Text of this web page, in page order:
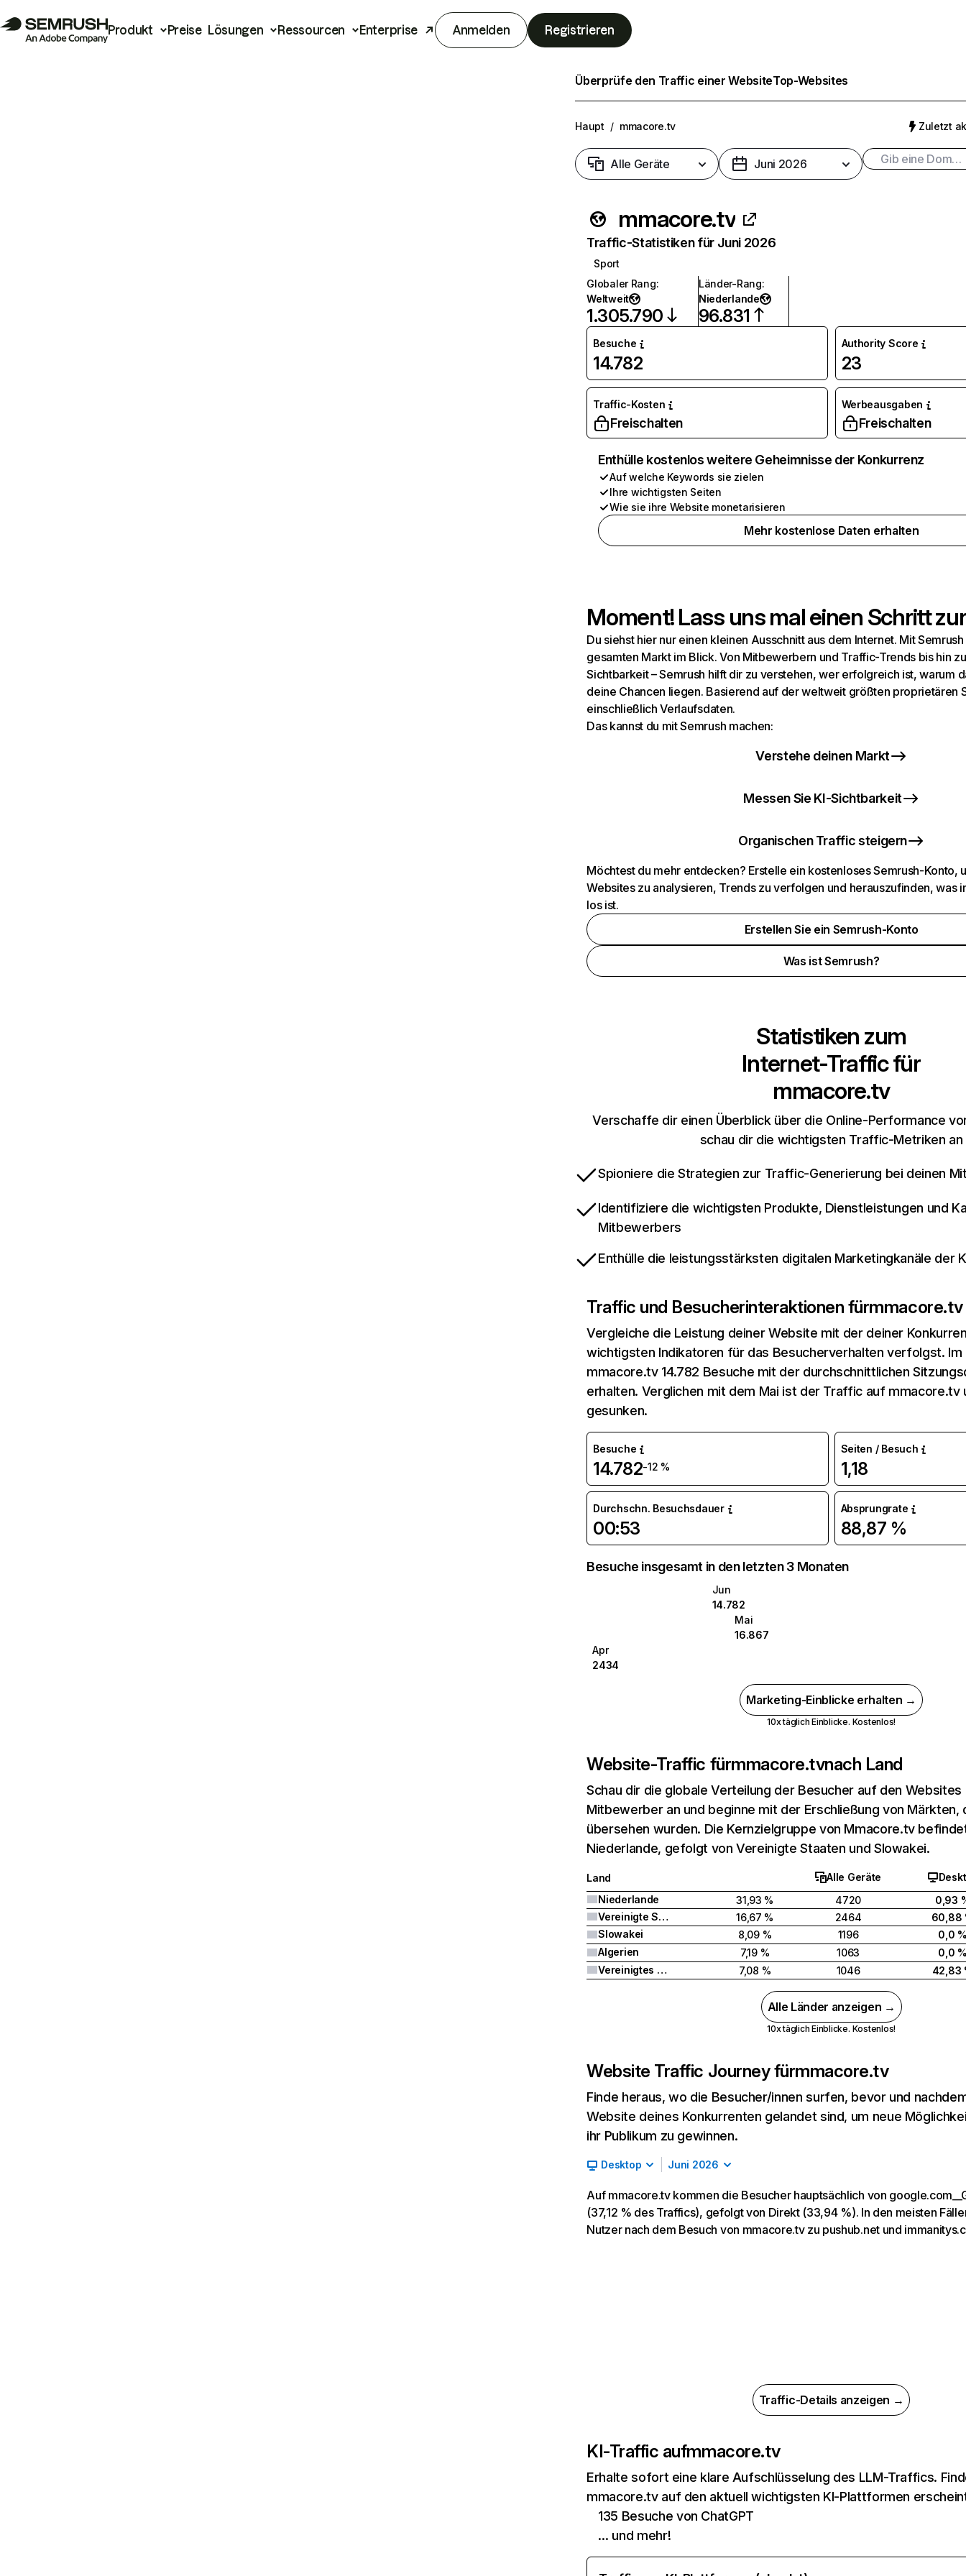
Produkt Preise Lösungen Ressourcen Enterprise Anmelden Registrieren
Überprüfe den Traffic einer WebsiteTop-Websites
Haupt / mmacore.tv Zuletzt
Alle Geräte Juni 2026
mmacore.tv
Traffic-Statistiken für Juni 2026
Sport
Globaler Rang:
Weltweit
1.305.790
Länder-Rang:
Niederlande
96.831
Besuche
14.782
Authority Score
23
Traffic-Kosten
Freischalten
Werbeausgaben
Freischalten
Enthülle kostenlos weitere Geheimnisse der Konkurrenz
Auf welche Keywords sie zielen
Ihre wichtigsten Seiten
Wie sie ihre Website monetarisieren
Mehr kostenlose Daten erhalten
Moment! Lass uns mal einen Schritt
Du siehst hier nur einen kleinen Ausschnitt aus dem Internet. Mit
gesamten Markt im Blick. Von Mitbewerbern und Traffic-Trends bis hin
Sichtbarkeit – Semrush hilft dir zu verstehen, wer erfolgreich ist, warum
deine Chancen liegen. Basierend auf der weltweit größten proprietären
einschließlich Verlaufsdaten.
Das kannst du mit Semrush machen:
Verstehe deinen Markt
Messen Sie KI-Sichtbarkeit
Organischen Traffic steigern
Möchtest du mehr entdecken? Erstelle ein kostenloses Semrush-Konto,
Websites zu analysieren, Trends zu verfolgen und herauszufinden, was
los ist.
Erstellen Sie ein Semrush-Konto
Was ist Semrush?
Statistiken zum
Internet-Traffic für
mmacore.tv
Verschaffe dir einen Überblick über die Online-Performance
schau dir die wichtigsten Traffic-Metriken an
Spioniere die Strategien zur Traffic-Generierung bei deinen
Identifiziere die wichtigsten Produkte, Dienstleistungen und
Mitbewerbers
Enthülle die leistungsstärksten digitalen Marketingkanäle der
Traffic und Besucherinteraktionen fürmmacore.tv
Vergleiche die Leistung deiner Website mit der deiner
wichtigsten Indikatoren für das Besucherverhalten verfolgst. Im
mmacore.tv 14.782 Besuche mit der durchschnittlichen
erhalten. Verglichen mit dem Mai ist der Traffic auf mmacore.tv
gesunken.
Besuche
14.782-12 %
Seiten / Besuch
1,18
Durchschn. Besuchsdauer
00:53
Absprungrate
88,87 %
Besuche insgesamt in den letzten 3 Monaten
Jun
14.782
Mai
16.867
Apr
2434
Marketing-Einblicke erhalten →
10x täglich Einblicke. Kostenlos!
Website-Traffic fürmmacore.tvnach Land
Schau dir die globale Verteilung der Besucher auf den Websites
Mitbewerber an und beginne mit der Erschließung von Märkten,
übersehen wurden. Die Kernzielgruppe von Mmacore.tv
Niederlande, gefolgt von Vereinigte Staaten und Slowakei.
Land Alle Geräte
Niederlande
31,93 % 4720
0,93
Vereinigte Staaten
16,67 % 2464
60,88
Slowakei
8,09 % 1196
0,0
Algerien
7,19 % 1063
0,0
Vereinigtes Königreich
7,08 % 1046 42,83
Alle Länder anzeigen →
10x täglich Einblicke. Kostenlos!
Website Traffic Journey fürmmacore.tv
Finde heraus, wo die Besucher/innen surfen, bevor und
Website deines Konkurrenten gelandet sind, um neue
ihr Publikum zu gewinnen.
Desktop Juni 2026
Auf mmacore.tv kommen die Besucher hauptsächlich von
(37,12 % des Traffics), gefolgt von Direkt (33,94 %). In den meisten
Nutzer nach dem Besuch von mmacore.tv zu pushub.net und
Traffic-Details anzeigen →
KI-Traffic aufmmacore.tv
Erhalte sofort eine klare Aufschlüsselung des LLM-Traffics.
mmacore.tv auf den aktuell wichtigsten KI-Plattformen
135 Besuche von ChatGPT
… und mehr!